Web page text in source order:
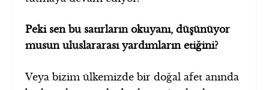
Peki sen bu satırların okuyanı, düşünüyor
musun uluslararası yardımların etiğini?
Veya bizim ülkemizde bir doğal afet anında